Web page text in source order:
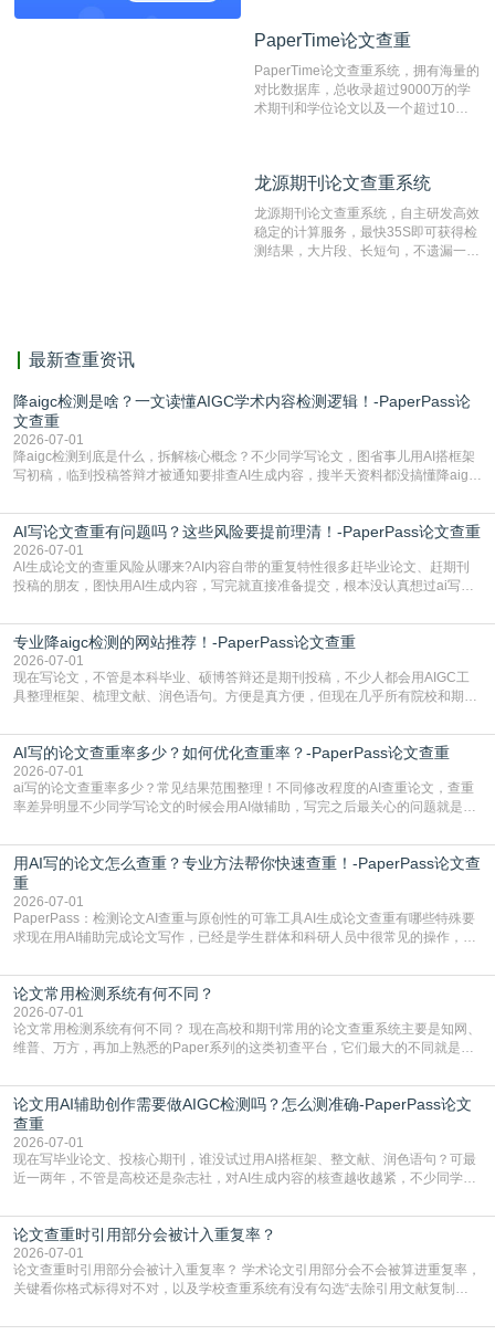
系统，可检测中文、英文两种语言的论
PaperTime论文查重
PaperTime论文查重系统，拥有海量的
对比数据库，总收录超过9000万的学
术期刊和学位论文以及一个超过10亿
对，利用指纹索引快速而精准地在云检
有相似的片段，该项技术检测速度快、
准确率高，市场反映良好。
龙源期刊论文查重系统
龙源期刊论文查重系统，自主研发高效
稳定的计算服务，最快35S即可获得检
测结果，大片段、长短句，不遗漏一处
最新查重资讯
降aigc检测是啥？一文读懂AIGC学术内容检测逻辑！-PaperPass论
文查重
2026-07-01
降aigc检测到底是什么，拆解核心概念？不少同学写论文，图省事儿用AI搭框架
写初稿，临到投稿答辩才被通知要排查AI生成内容，搜半天资料都没搞懂降aigc
怕是已经入行的科研人员，不少人也搞不清降aigc检测是啥，对相关要求摸不
准。其实，降aigc检测是伴随AIGC工具在学术领域普及诞生的新需求，核心是为
了满足现在高校、期刊对AI生
AI写论文查重有问题吗？这些风险要提前理清！-PaperPass论文查重
2026-07-01
AI生成论文的查重风险从哪来?AI内容自带的重复特性很多赶毕业论文、赶期刊
投稿的朋友，图快用AI生成内容，写完就直接准备提交，根本没认真想过ai写论
自带不可忽视的查重风险。AI训练依赖海量公开的文本数据，生成内容本质是基
于训练数据的概率拼接，不是从零开始的原创创作。生成过程中，很容易复用已
有的高频公共表述，甚至直接拼接已经公开
专业降aigc检测的网站推荐！-PaperPass论文查重
2026-07-01
现在写论文，不管是本科毕业、硕博答辩还是期刊投稿，不少人都会用AIGC工
具整理框架、梳理文献、润色语句。方便是真方便，但现在几乎所有院校和期刊
五遍还是过不了预检测的大有人在，这时候，找到靠谱的降AIGC检测率的网
站，就能少走好多弯路。PaperPass：守护学术原创性的智能伙伴AIGC生成内
容的学术合规痛点去年帮一个本科师弟改
AI写的论文查重率多少？如何优化查重率？-PaperPass论文查重
2026-07-01
ai写的论文查重率多少？常见结果范围整理！不同修改程度的AI查重论文，查重
率差异明显不少同学写论文的时候会用AI做辅助，写完之后最关心的问题就是ai
实际情况和大家想的不太一样。AI训练依赖海量公开学术文献、网络内容，生成
内容本质是按照语义概率拼接已有内容，很容易和已发布的作品撞重复，甚至会
直接引用整段已有内容，所以查重率偏高是
用AI写的论文怎么查重？专业方法帮你快速查重！-PaperPass论文查
重
2026-07-01
PaperPass：检测论文AI查重与原创性的可靠工具AI生成论文查重有哪些特殊要
求现在用AI辅助完成论文写作，已经是学生群体和科研人员中很常见的操作，不
但很多人忽略了，AI生成的内容天生带有重复风险——训练AI的数据集本身就包
含大量已公开的学术内容、网络原创内容，AI输出内容时很容易无意识拼接出重
复片
论文常用检测系统有何不同？
2026-07-01
论文常用检测系统有何不同？ 现在高校和期刊常用的论文查重系统主要是知网、
维普、万方，再加上熟悉的Paper系列的这类初查平台，它们最大的不同就是数
查数值误导。知网（CNKI）是学校定稿检测的绝对主流。本科用PMLC，含大学
生联合比对库，能比历届学长论文，硕博用VIP/TMLC，含学术论文联合比对
库，期刊投稿用AMLMC/SML
论文用AI辅助创作需要做AIGC检测吗？怎么测准确-PaperPass论文
查重
2026-07-01
现在写毕业论文、投核心期刊，谁没试过用AI搭框架、整文献、润色语句？可最
近一两年，不管是高校还是杂志社，对AI生成内容的核查越收越紧，不少同学投
真的太亏。提前做AIGC检测，已经成了很多过来人交稿前必做的一步。为什么
AIGC检测成了论文答辩投稿前的必备项？可能还有不少人觉得，我就用AI搭了个
框架，内容都是自己写的，至于做AIG
论文查重时引用部分会被计入重复率？
2026-07-01
论文查重时引用部分会被计入重复率？ 学术论文引用部分会不会被算进重复率，
关键看你格式标得对不对，以及学校查重系统有没有勾选“去除引用文献复制
独占一行，每条文献用[1][2]方括号编号、与正文一一对应，著录项符合GB/T